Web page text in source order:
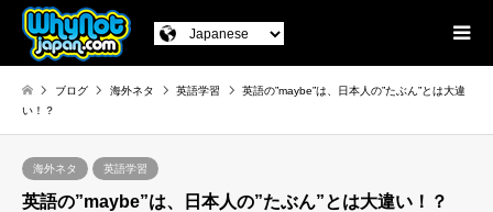
ブログ 海外ネタ 英語学習
英語の”maybe”は、日本人の”たぶん”とは大違
い！？
海外ネタ 英語学習
英語の”maybe”は、日本人の”たぶん”とは大違い！？